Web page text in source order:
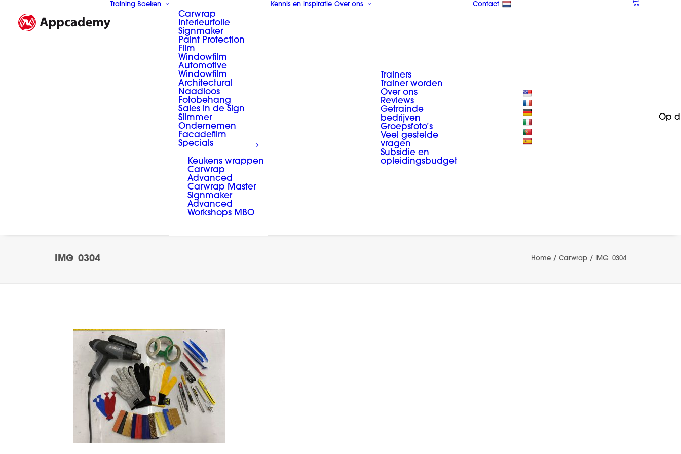
Training Boeken
Carwrap
Interieurfolie
Signmaker
Paint Protection
Film
Windowfilm
Automotive
Windowfilm
Architectural
Naadloos
Fotobehang
Sales in de Sign
Slimmer
Ondernemen
Facadefilm
Specials
Keukens wrappen
Carwrap
Advanced
Carwrap Master
Signmaker
Advanced
Workshops MBO
Kennis en inspiratie Over ons
Trainers
Trainer worden
Over ons
Reviews
Getrainde
bedrijven
Groepsfoto’s
Veel gestelde
vragen
Subsidie en
opleidingsbudget
Contact
Op
IMG_0304 Home Carwrap IMG_0304